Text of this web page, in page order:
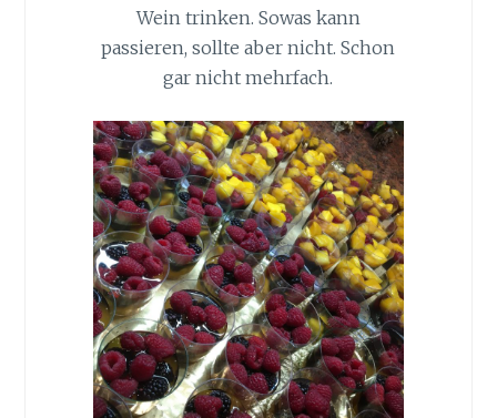
Wein trinken. Sowas kann
passieren, sollte aber nicht. Schon
gar nicht mehrfach.